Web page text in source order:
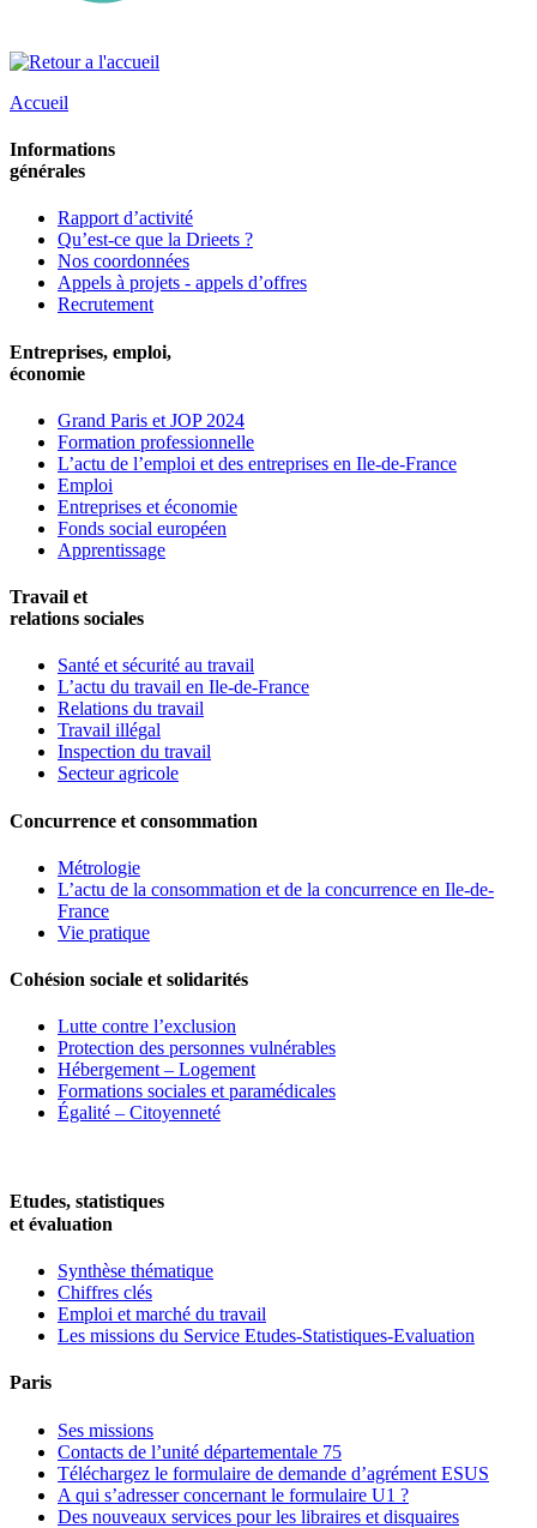
Accueil
Informations
générales
Rapport d’activité
Qu’est-ce que la Drieets ?
Nos coordonnées
Appels à projets - appels d’offres
Recrutement
Entreprises, emploi,
économie
Grand Paris et JOP 2024
Formation professionnelle
L’actu de l’emploi et des entreprises en Ile-de-France
Emploi
Entreprises et économie
Fonds social européen
Apprentissage
Travail et
relations sociales
Santé et sécurité au travail
L’actu du travail en Ile-de-France
Relations du travail
Travail illégal
Inspection du travail
Secteur agricole
Concurrence et consommation
Métrologie
L’actu de la consommation et de la concurrence en Ile-de-
France
Vie pratique
Cohésion sociale et solidarités
Lutte contre l’exclusion
Protection des personnes vulnérables
Hébergement – Logement
Formations sociales et paramédicales
Égalité – Citoyenneté
Etudes, statistiques
et évaluation
Synthèse thématique
Chiffres clés
Emploi et marché du travail
Les missions du Service Etudes-Statistiques-Evaluation
Paris
Ses missions
Contacts de l’unité départementale 75
Téléchargez le formulaire de demande d’agrément ESUS
A qui s’adresser concernant le formulaire U1 ?
Des nouveaux services pour les libraires et disquaires